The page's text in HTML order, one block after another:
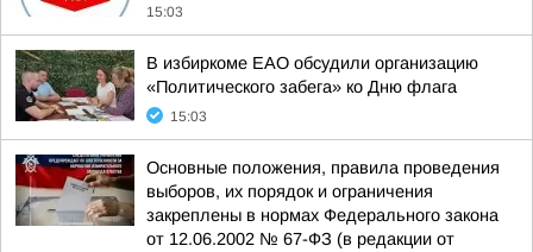
15:03
В избиркоме ЕАО обсудили организацию
«Политического забега» ко Дню флага
15:03
Основные положения, правила проведения
выборов, их порядок и ограничения
закреплены в нормах Федерального закона
от 12.06.2002 № 67-ФЗ (в редакции от